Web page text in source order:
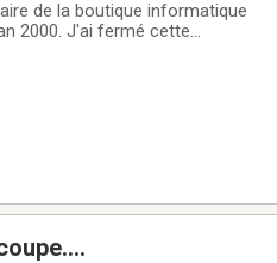
de la boutique informatique
2000. J'ai fermé cette